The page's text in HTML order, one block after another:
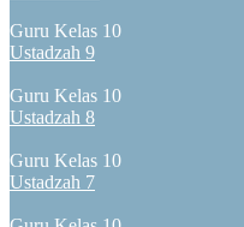
Guru Kelas 10
Ustadzah 9
Guru Kelas 10
Ustadzah 8
Guru Kelas 10
Ustadzah 7